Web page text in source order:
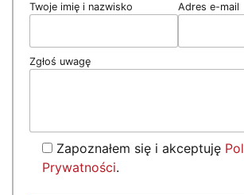
Twoje imię i nazwisko Adres e-mail
Zgłoś uwagę
Zapoznałem się i akceptuję
Prywatności.